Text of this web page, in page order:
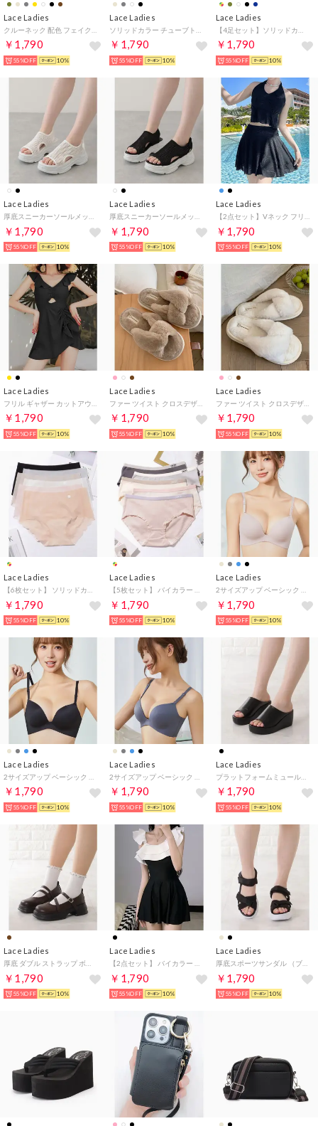
Lace Ladies
￥1,790
55%OFF 10%
Lace Ladies
￥1,790
55%OFF 10%
Lace Ladies
￥1,790
55%OFF 10%
Lace Ladies
￥1,790
55%OFF 10%
Lace Ladies
￥1,790
55%OFF 10%
Lace Ladies
￥1,790
55%OFF 10%
Lace Ladies
￥1,790
55%OFF 10%
Lace Ladies
￥1,790
55%OFF 10%
Lace Ladies
ファー ツイスト クロスデザイン フラット スリッパ ルームシューズ （アイボリー）
￥1,790
55%OFF 10%
Lace Ladies
￥1,790
55%OFF 10%
Lace Ladies
￥1,790
55%OFF 10%
Lace Ladies
￥1,790
55%OFF 10%
Lace Ladies
￥1,790
55%OFF 10%
Lace Ladies
￥1,790
55%OFF 10%
Lace Ladies
プラットフォームミュールサンダル （ブラック）
￥1,790
55%OFF 10%
Lace Ladies
￥1,790
55%OFF 10%
Lace Ladies
￥1,790
55%OFF 10%
Lace Ladies
厚底スポーツサンダル （ブラック）
￥1,790
55%OFF 10%